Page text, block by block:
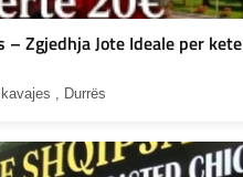
– Zgjedhja Jote Ideale per kete
, Durrës